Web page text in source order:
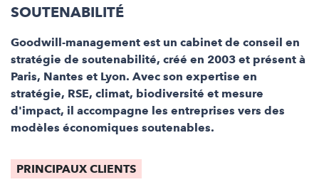
SOUTENABILITÉ
Goodwill-management est un cabinet de conseil en
stratégie de soutenabilité, créé en 2003 et présent à
Paris, Nantes et Lyon. Avec son expertise en
stratégie, RSE, climat, biodiversité et mesure
d'impact, il accompagne les entreprises vers des
modèles économiques soutenables.
PRINCIPAUX CLIENTS